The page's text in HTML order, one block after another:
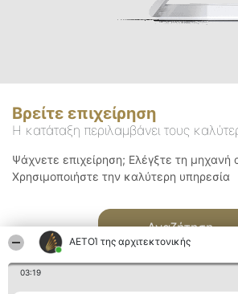
ΑΕΤΟΊ της αρχιτεκτονικής
03:19
Βρείτε επιχείρηση
Η κατάταξη περιλαμβάνει τους
Ψάχνετε επιχείρηση; Ελέγξτε τη μηχανή
Χρησιμοποιήστε την καλύτερη υπηρεσία
Αναζήτηση